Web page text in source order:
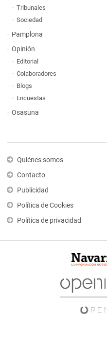
Tribunales
Sociedad
Pamplona
Opinión
Editorial
Colaboradores
Blogs
Encuestas
Osasuna
Quiénes somos
Contacto
Publicidad
Política de Cookies
Política de privacidad